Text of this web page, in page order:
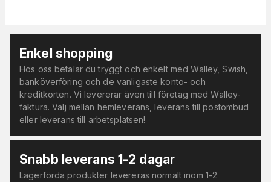
Enkel shopping
Hos oss betalar du tryggt och enkelt med Walley, Swish,
banköverföring och de vanligaste konto- och
kreditkorten. Vi levererar även till företag med Walley-
faktura. Välj mellan hemleverans, leverans till postombud
eller leverans till arbetsplatsen!
Snabb leverans 1-2 dagar
Lagerförda produkter levereras normalt inom 1-2